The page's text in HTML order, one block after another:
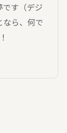
です（デジ
なら、何で